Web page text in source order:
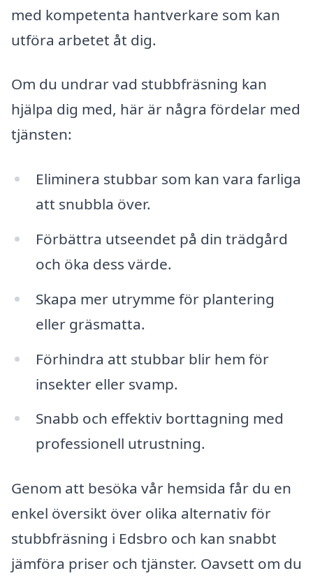
med kompetenta hantverkare som kan
utföra arbetet åt dig.
Om du undrar vad stubbfräsning kan
hjälpa dig med, här är några fördelar med
tjänsten:
Eliminera stubbar som kan vara farliga
att snubbla över.
Förbättra utseendet på din trädgård
och öka dess värde.
Skapa mer utrymme för plantering
eller gräsmatta.
Förhindra att stubbar blir hem för
insekter eller svamp.
Snabb och effektiv borttagning med
professionell utrustning.
Genom att besöka vår hemsida får du en
enkel översikt över olika alternativ för
stubbfräsning i Edsbro och kan snabbt
jämföra priser och tjänster. Oavsett om du